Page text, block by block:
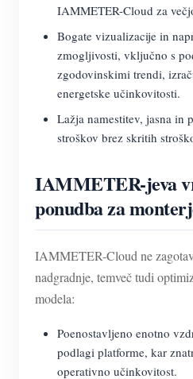
IAMMETER-Cloud za
Bogate vizualizacije in
zmogljivosti, vključno s
zgodovinskimi trendi,
energetske učinkovitosti.
Lažja namestitev, jasna in
stroškov brez skritih
IAMMETER-jeva
ponudba za
IAMMETER-Cloud ne
nadgradnje, temveč tudi
modela:
Poenostavljeno enotno
podlagi platforme, kar
operativno učinkovitost.